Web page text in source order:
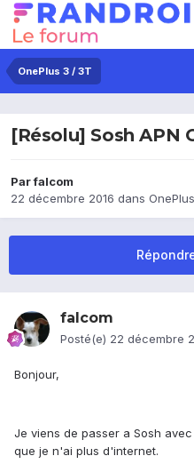
OnePlus 3 / 3T
[Résolu] Sosh APN
Parfalcom
22 décembre 2016 dans
falcom
Posté(e) 22 décembre
Bonjour,
Je viens de passer a Sosh
que je n'ai plus d'internet.